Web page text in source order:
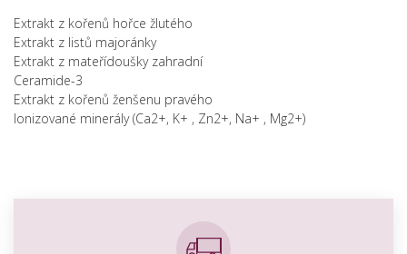
Extrakt z kořenů hořce žlutého
Extrakt z listů majoránky
Extrakt z mateřídoušky zahradní
Ceramide-3
Extrakt z kořenů ženšenu pravého
Ionizované minerály (Ca2+, K+ , Zn2+, Na+ , Mg2+)